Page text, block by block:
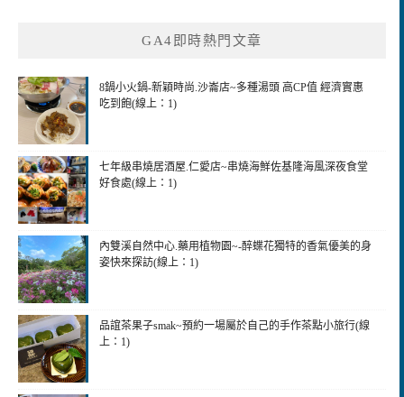
GA4即時熱門文章
8鍋小火鍋-新穎時尚.沙崙店~多種湯頭 高CP值 經濟實惠
吃到飽(線上：1)
七年級串燒居酒屋.仁愛店~串燒海鮮佐基隆海風深夜食堂
好食處(線上：1)
內雙溪自然中心.藥用植物園~-醉蝶花獨特的香氣優美的身
姿快來探訪(線上：1)
品誼茶果子smak~預約一場屬於自己的手作茶點小旅行(線
上：1)